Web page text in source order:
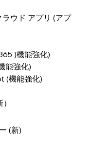
ウド アプリ (アプ
)機能強化)
能強化)
(機能強化)
(新)